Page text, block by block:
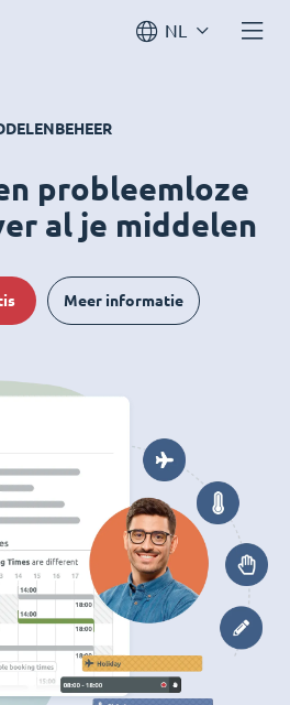
NL
probleemloze
al je middelen
Meer informatie